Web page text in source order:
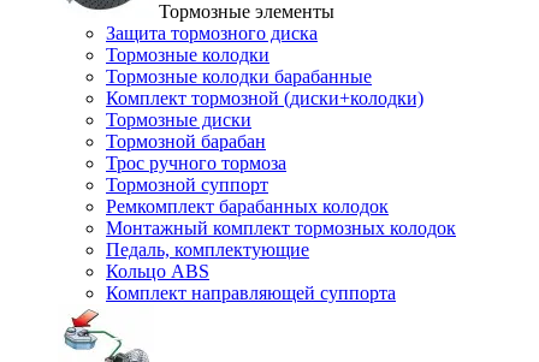
Тормозные элементы
Защита тормозного диска
Тормозные колодки
Тормозные колодки барабанные
Комплект тормозной (диски+колодки)
Тормозные диски
Тормозной барабан
Трос ручного тормоза
Тормозной суппорт
Ремкомплект барабанных колодок
Монтажный комплект тормозных колодок
Педаль, комплектующие
Кольцо ABS
Комплект направляющей суппорта